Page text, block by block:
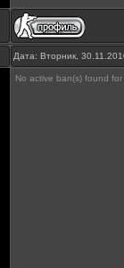
Дата: Вторник,
No active ban(s) found